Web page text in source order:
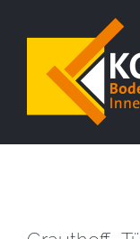
springen